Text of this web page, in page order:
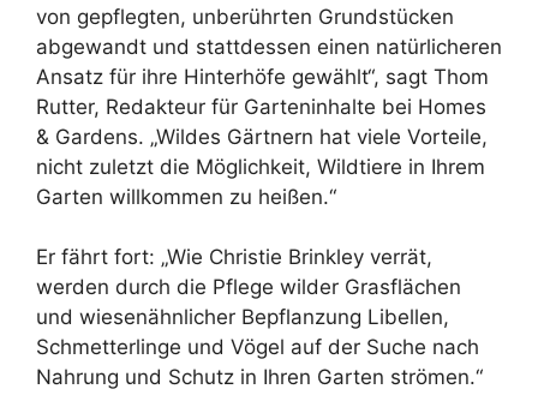
von gepflegten, unberührten Grundstücken
abgewandt und stattdessen einen natürlicheren
Ansatz für ihre Hinterhöfe gewählt“, sagt Thom
Rutter, Redakteur für Garteninhalte bei Homes
& Gardens. „Wildes Gärtnern hat viele Vorteile,
nicht zuletzt die Möglichkeit, Wildtiere in Ihrem
Garten willkommen zu heißen.“
Er fährt fort: „Wie Christie Brinkley verrät,
werden durch die Pflege wilder Grasflächen
und wiesenähnlicher Bepflanzung Libellen,
Schmetterlinge und Vögel auf der Suche nach
Nahrung und Schutz in Ihren Garten strömen.“